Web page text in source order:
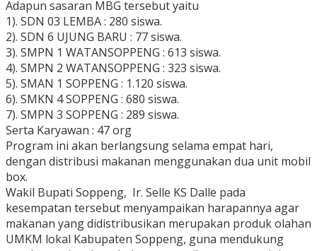
Adapun sasaran MBG tersebut yaitu
1). SDN 03 LEMBA : 280 siswa.
2). SDN 6 UJUNG BARU : 77 siswa.
3). SMPN 1 WATANSOPPENG : 613 siswa.
4). SMPN 2 WATANSOPPENG : 323 siswa.
5). SMAN 1 SOPPENG : 1.120 siswa.
6). SMKN 4 SOPPENG : 680 siswa.
7). SMPN 3 SOPPENG : 289 siswa.
Serta Karyawan : 47 org
Program ini akan berlangsung selama empat hari,
dengan distribusi makanan menggunakan dua unit mobil
box.
Wakil Bupati Soppeng, Ir. Selle KS Dalle pada
kesempatan tersebut menyampaikan harapannya agar
makanan yang didistribusikan merupakan produk olahan
UMKM lokal Kabupaten Soppeng, guna mendukung